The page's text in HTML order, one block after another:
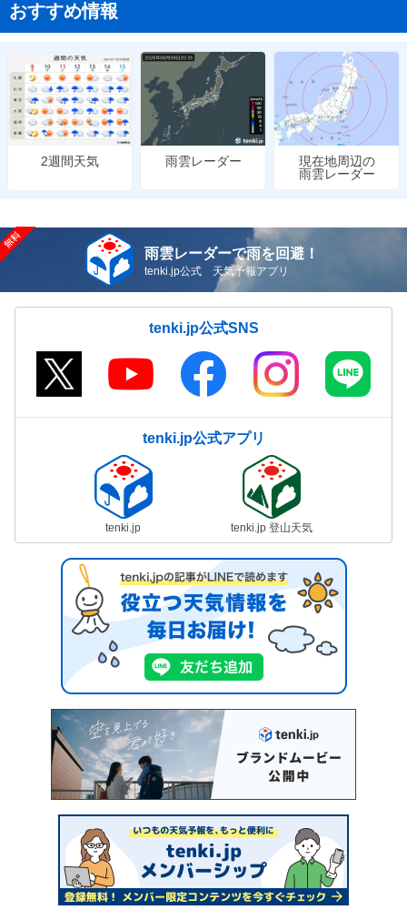
おすすめ情報
2週間天気 雨雲レーダー
現在地周辺の
雨雲レーダー
雨雲レーダーで雨を回避！
tenki.jp公式 天気予報アプリ
tenki.jp公式SNS
tenki.jp公式アプリ
tenki.jp tenki.jp 登山天気